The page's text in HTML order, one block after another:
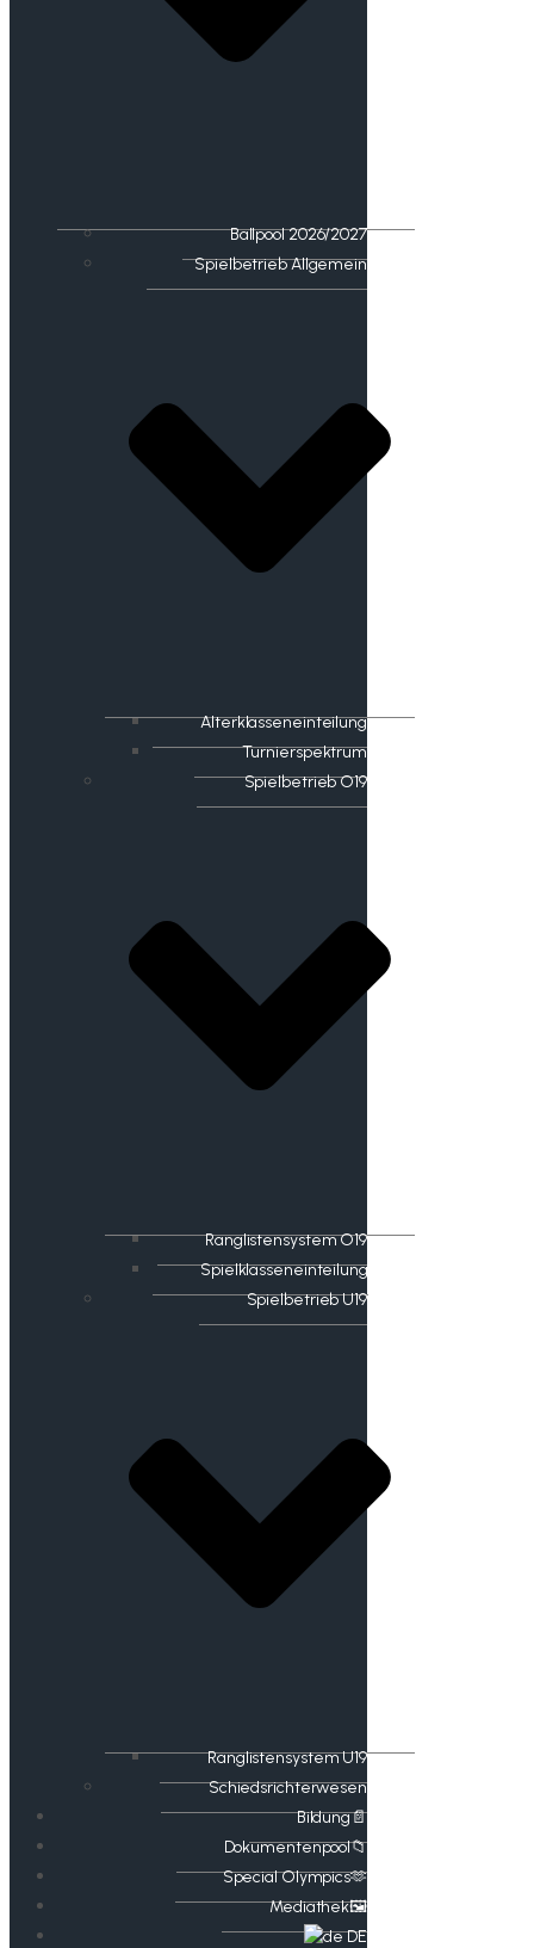
Ballpool 2026/2027
Spielbetrieb Allgemein
Alterklasseneinteilung
Turnierspektrum
Spielbetrieb O19
Ranglistensystem O19
Spielklasseneinteilung
Spielbetrieb U19
Ranglistensystem U19
Schiedsrichterwesen
Bildung📄
Dokumentenpool📁
​​Special Olympics🫶
Mediathek🖼️​
DE